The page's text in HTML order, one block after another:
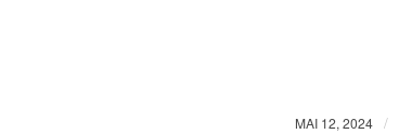
MAI 12, 2024 /